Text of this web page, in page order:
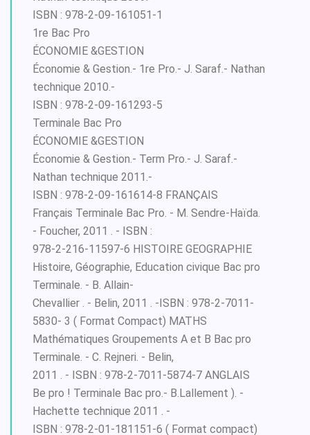
ISBN : 978-2-09-161051-1
1re Bac Pro
ÉCONOMIE &GESTION
Économie & Gestion.- 1re Pro.- J. Saraf.- Nathan
technique 2010.-
ISBN : 978-2-09-161293-5
Terminale Bac Pro
ÉCONOMIE &GESTION
Économie & Gestion.- Term Pro.- J. Saraf.-
Nathan technique 2011.-
ISBN : 978-2-09-161614-8 FRANÇAIS
Français Terminale Bac Pro. - M. Sendre-Haïda.
- Foucher, 2011 . - ISBN :
978-2-216-11597-6 HISTOIRE GEOGRAPHIE
Histoire, Géographie, Education civique Bac pro
Terminale. - B. Allain-
Chevallier . - Belin, 2011 . -ISBN : 978-2-7011-
5830- 3 ( Format Compact) MATHS
Mathématiques Groupements A et B Bac pro
Terminale. - C. Rejneri. - Belin,
2011 . - ISBN : 978-2-7011-5874-7 ANGLAIS
Be pro ! Terminale Bac pro.- B.Lallement ). -
Hachette technique 2011 . -
ISBN : 978-2-01-181151-6 ( Format compact)